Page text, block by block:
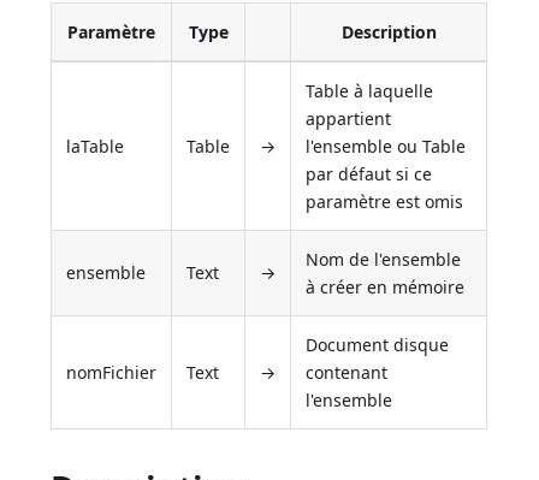
Paramètre Type Description
laTable Table →
Table à laquelle
appartient
l'ensemble ou Table
par défaut si ce
paramètre est omis
ensemble Text →
Nom de l'ensemble
à créer en mémoire
nomFichier Text →
Document disque
contenant
l'ensemble